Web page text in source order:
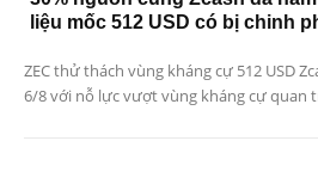
liệu mốc 512 USD có bị chinh
ZEC thử thách vùng kháng cự 512 USD
6/8 với nỗ lực vượt vùng kháng cự quan